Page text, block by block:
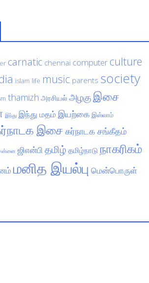
carnatic chennai computer culture
islam life music parents society
thamizh அரசியல் அழகுஇசை
இந்து இந்து மதம் இயற்கை இஸ்லாம்
இசை கர்நாடக சங்கீதம்
ஜிஎன்பி தமிழ் தமிழ்நாடு நாகரிகம்
மனித இயல்பு மென்பொருள்